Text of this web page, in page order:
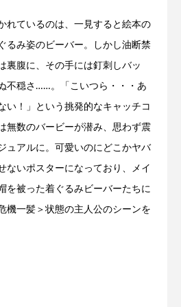
れているのは、一見すると絵本の
るみ姿のビーバー。しかし油断禁
裏腹に、その手には釘刺しバッ
不穏さ……。「こいつら・・・あ
い！」という挑発的なキャッチコ
無数のバービーが潜み、思わず震
ュアルに。可愛いのにどこかヤバ
ないポスターになっており、メイ
を被った着ぐるみビーバーたちに
機一髪＞状態の主人公のシーンを